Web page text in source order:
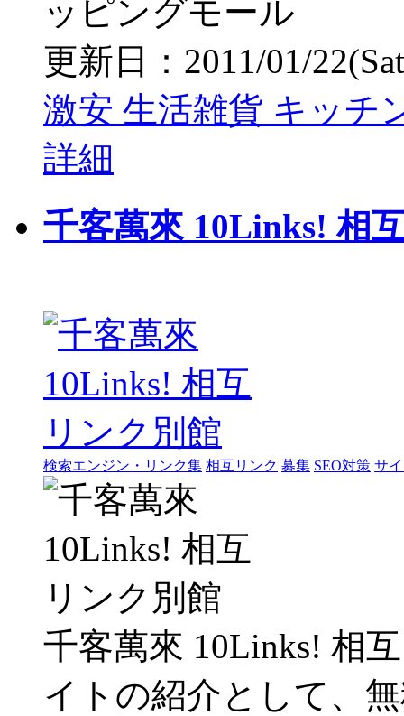
ッピングモール
更新日：2011/01/
激安 生活雑貨 キッチ
詳細
千客萬來 10Links! 相
検索エンジン・リンク集 相互リンク 募集 SEO対策 サ
千客萬來 10Links! 相
イトの紹介として、